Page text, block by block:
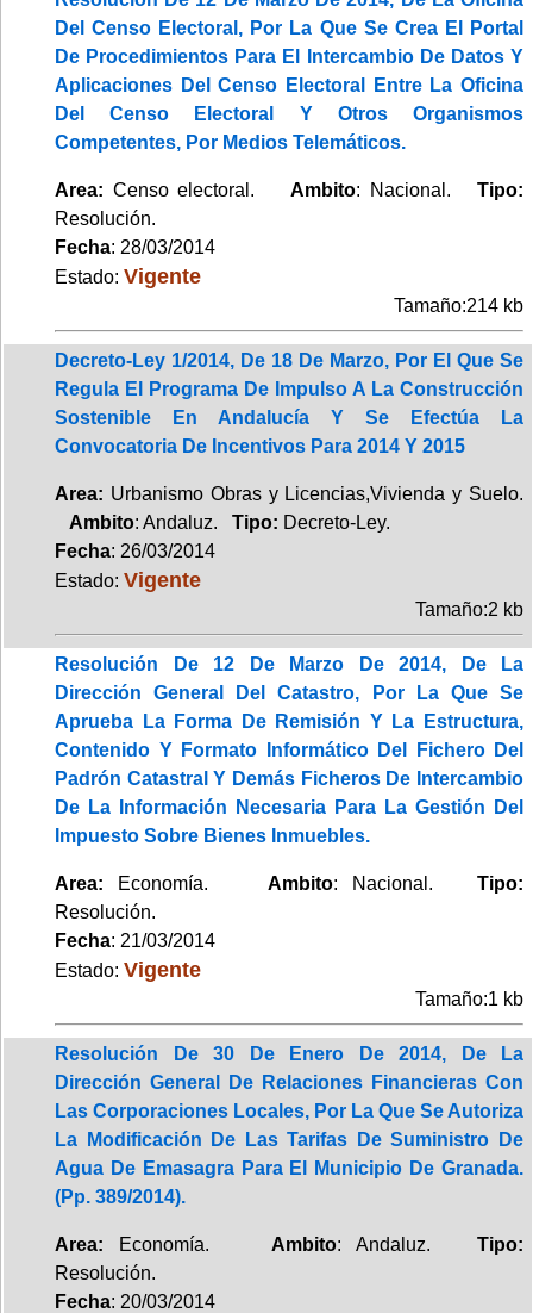
Del Censo Electoral, Por La Que Se Crea El Portal
De Procedimientos Para El Intercambio De Datos Y
Aplicaciones Del Censo Electoral Entre La Oficina
Del Censo Electoral Y Otros Organismos
Competentes, Por Medios Telemáticos.
Area: Censo electoral. Ambito: Nacional. Tipo:
Resolución.
Fecha: 28/03/2014
Estado: Vigente
Tamaño:214 kb
Decreto-Ley 1/2014, De 18 De Marzo, Por El Que Se
Regula El Programa De Impulso A La Construcción
Sostenible En Andalucía Y Se Efectúa La
Convocatoria De Incentivos Para 2014 Y 2015
Area: Urbanismo Obras y Licencias,Vivienda y Suelo.
Ambito: Andaluz. Tipo: Decreto-Ley.
Fecha: 26/03/2014
Estado: Vigente
Tamaño:2 kb
Resolución De 12 De Marzo De 2014, De La
Dirección General Del Catastro, Por La Que Se
Aprueba La Forma De Remisión Y La Estructura,
Contenido Y Formato Informático Del Fichero Del
Padrón Catastral Y Demás Ficheros De Intercambio
De La Información Necesaria Para La Gestión Del
Impuesto Sobre Bienes Inmuebles.
Area: Economía. Ambito: Nacional.Tipo:
Resolución.
Fecha: 21/03/2014
Estado: Vigente
Tamaño:1 kb
Resolución De 30 De Enero De 2014, De La
Dirección General De Relaciones Financieras Con
Las Corporaciones Locales, Por La Que Se Autoriza
La Modificación De Las Tarifas De Suministro De
Agua De Emasagra Para El Municipio De Granada.
(Pp. 389/2014).
Area: Economía. Ambito: Andaluz. Tipo:
Resolución.
Fecha: 20/03/2014